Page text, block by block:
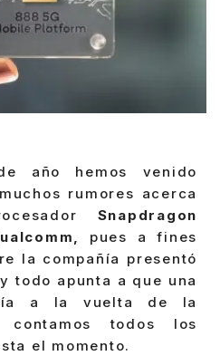
año hemos venido
rumores acerca
Snapdragon
pues a fines
la compañía presentó
y todo apunta a que una
a la vuelta de la
todos los
el momento.